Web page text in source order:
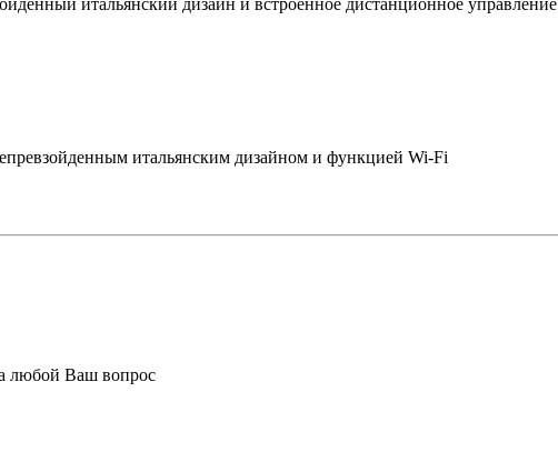
итальянский дизайн и встроенное дистанционное управление
итальянским дизайном и функцией Wi-Fi
любой Ваш вопрос